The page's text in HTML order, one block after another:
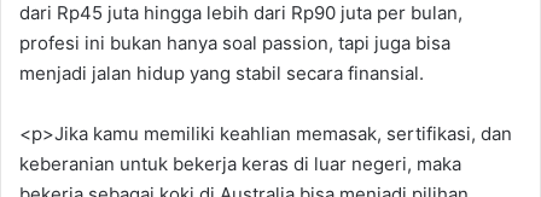
dari Rp45 juta hingga lebih dari Rp90 juta per bulan,
profesi ini bukan hanya soal passion, tapi juga bisa
menjadi jalan hidup yang stabil secara finansial.
<p>Jika kamu memiliki keahlian memasak, sertifikasi, dan
keberanian untuk bekerja keras di luar negeri, maka